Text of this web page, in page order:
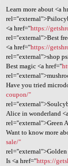
Learn more
Learn more about <a
<a href="https://
rel="external">Best
<a href="https://
rel="external">shop
Best magic <a href="
Have you tried
coupon/"
Alice in wonderland
rel="external">Green
Want to know more
sale/"
rel="external">Golden
Is <a href="https://